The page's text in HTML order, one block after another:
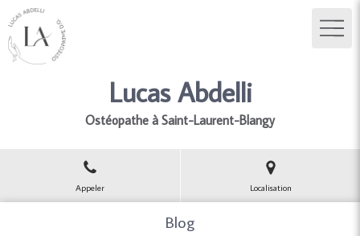
Lucas Abdelli
Ostéopathe à Saint-Laurent-Blangy
Appeler Localisation
Blog